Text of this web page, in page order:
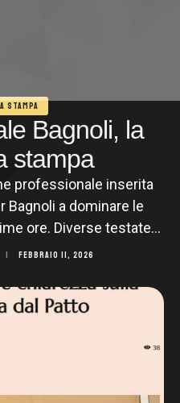
STAMPA
Bagnoli, la
stampa
professionale inserita
Bagnoli a dominare le
ore. Diverse testate
presa di posizione di
al sindaco e
Gaetano Manfredi di
si parla” nell’ambito
per l’area di …
| FEBBRAIO 11, 2026